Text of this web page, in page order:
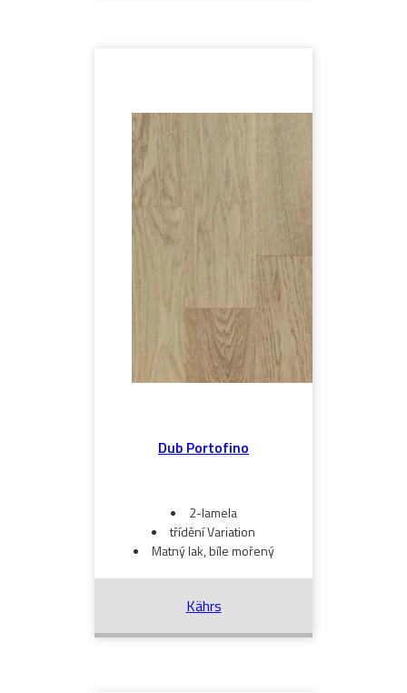
Dub Portofino
2-lamela
třídění Variation
Matný lak, bíle mořený
Kährs